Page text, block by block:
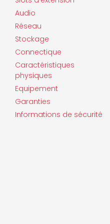
Audio
Réseau
Stockage
Connectique
Caractéristiques
physiques
Equipement
Garanties
Informations de sécurité